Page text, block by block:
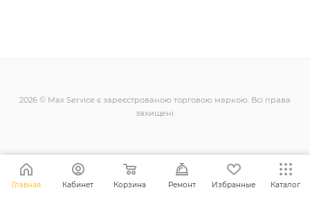
2026 © Max Service є зареєстрованою торговою маркою. Всі права
захищені.
+38 (098) 128-11-11
Главная Кабинет Корзина Ремонт Избранные Каталог